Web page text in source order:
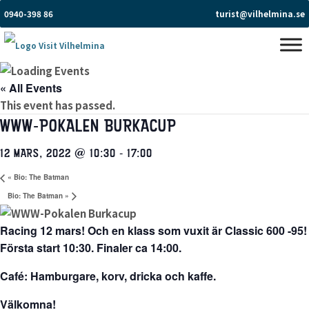
0940-398 86 turist@vilhelmina.se
« All Events
This event has passed.
WWW-POKALEN BURKACUP
12 MARS, 2022 @ 10:30 - 17:00
« Bio: The Batman
Bio: The Batman »
Racing 12 mars! Och en klass som vuxit är Classic 600 -95!
Första start 10:30. Finaler ca 14:00.
Café: Hamburgare, korv, dricka och kaffe.
Välkomna!